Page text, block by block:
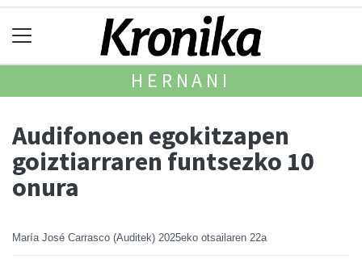
HERNANI
Audifonoen egokitzapen
goiztiarraren funtsezko 10
onura
María José Carrasco (Auditek) 2025eko otsailaren 22a